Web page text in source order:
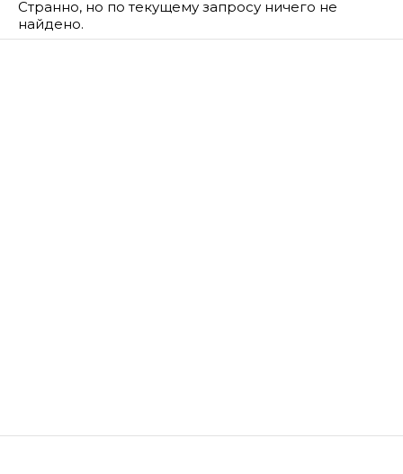
Странно, но по текущему запросу ничего не
найдено.